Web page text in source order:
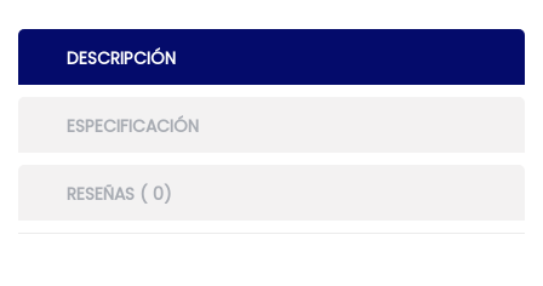
DESCRIPCIÓN
ESPECIFICACIÓN
RESEÑAS ( 0)